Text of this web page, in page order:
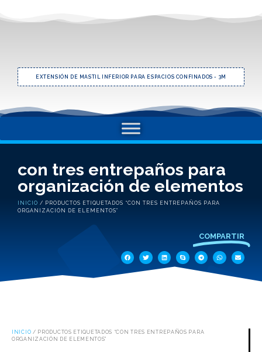
EXTENSIÓN DE MASTIL INFERIOR PARA ESPACIOS CONFINADOS - 3M
con tres entrepaños para
organización de elementos
INICIO / PRODUCTOS ETIQUETADOS “CON TRES ENTREPAÑOS PARA
ORGANIZACIÓN DE ELEMENTOS”
COMPARTIR
INICIO / PRODUCTOS ETIQUETADOS “CON TRES ENTREPAÑOS PARA
ORGANIZACIÓN DE ELEMENTOS”